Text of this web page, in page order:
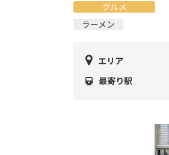
グルメ
ラーメン
エリア
最寄り駅